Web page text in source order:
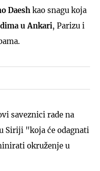
Daesh kao snagu koja
u Ankari, Parizu i
saveznici rade na
Siriji "koja će odagnati
okruženje u